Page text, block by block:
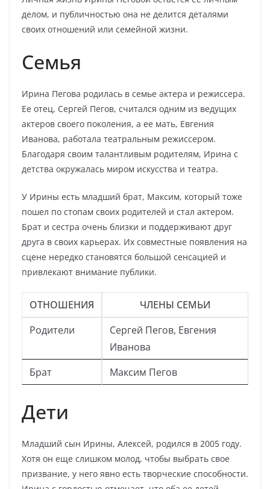
делом, и публичностью она не делится деталями
своих отношений или семейной жизни.
Семья
Ирина Пегова родилась в семье актера и режиссера.
Ее отец, Сергей Пегов, считался одним из ведущих
актеров своего поколения, а ее мать, Евгения
Иванова, работала театральным режиссером.
Благодаря своим талантливым родителям, Ирина с
детства окружалась миром искусства и театра.
У Ирины есть младший брат, Максим, который тоже
пошел по стопам своих родителей и стал актером.
Брат и сестра очень близки и поддерживают друг
друга в своих карьерах. Их совместные появления на
сцене нередко становятся большой сенсацией и
привлекают внимание публики.
ОТНОШЕНИЯ
ЧЛЕНЫ СЕМЬИ
Родители
Сергей Пегов, Евгения
Иванова
Брат
Максим Пегов
Дети
Младший сын Ирины, Алексей, родился в 2005 году.
Хотя он еще слишком молод, чтобы выбрать свое
призвание, у него явно есть творческие способности.